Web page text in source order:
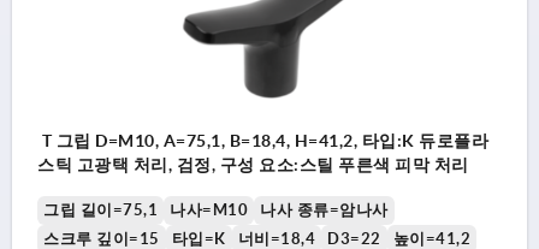
T 그립 D=M10, A=75,1, B=18,4, H=41,2, 타입:K 듀로플라
스틱 고광택 처리, 검정, 구성 요소:스틸 푸른색 피막 처리
그립 길이=75,1 나사=M10
나사 종류=암나사
스크루 깊이=15
타입=K 너비=18,4 D3=22
높이=41,2